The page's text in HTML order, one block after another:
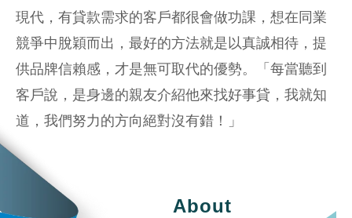
現代，有貸款需求的客戶都很會做功課，想在同業
競爭中脫穎而出，最好的方法就是以真誠相待，提
供品牌信賴感，才是無可取代的優勢。「每當聽到
客戶說，是身邊的親友介紹他來找好事貸，我就知
道，我們努力的方向絕對沒有錯！」
About